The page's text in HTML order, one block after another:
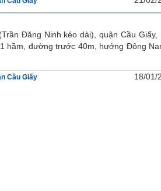
Đăng Ninh kéo dài), quận Cầu Giấy,
hầm, đường trước 40m, hướng Đông
Cầu Giấy 18/01/